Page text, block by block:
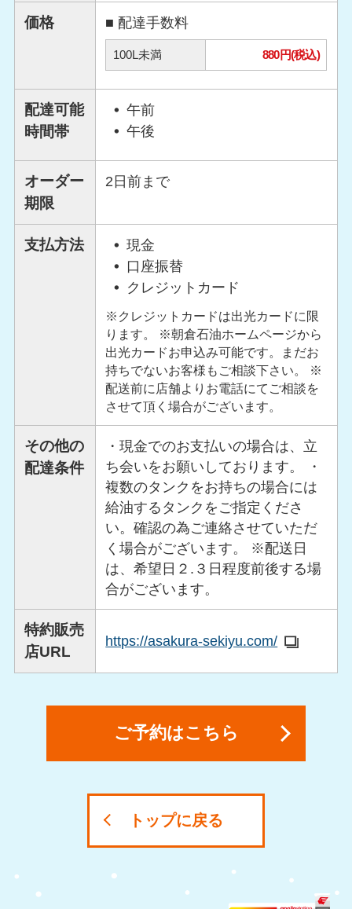
価格 ■ 配達手数料
100L未満 880円(税込)
配達可能
時間帯
午前
午後
オーダー
期限
2日前まで
支払方法
現金
口座振替
クレジットカード
※クレジットカードは出光カードに限
ります。 ※朝倉石油ホームページから
出光カードお申込み可能です。まだお
持ちでないお客様もご相談下さい。 ※
配送前に店舗よりお電話にてご相談を
させて頂く場合がございます。
その他の
配達条件
・現金でのお支払いの場合は、立
ち会いをお願いしております。 ・
複数のタンクをお持ちの場合には
給油するタンクをご指定くださ
い。確認の為ご連絡させていただ
く場合がございます。 ※配送日
は、希望日２.３日程度前後する場
合がございます。
特約販売
店URL
https://asakura-sekiyu.com/
ご予約はこちら
トップに戻る